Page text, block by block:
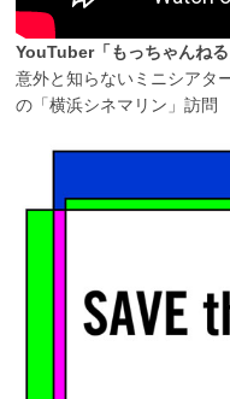
YouTuber「もっちゃんねる
意外と知らないミニシアタ
の「横浜シネマリン」訪問